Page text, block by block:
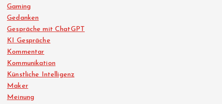
Gaming
Gedanken
Gespräche mit ChatGPT
KI Gespräche
Kommentar
Kommunikation
Künstliche Intelligenz
Maker
Meinung